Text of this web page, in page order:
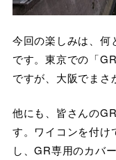
今回の楽しみは、
です。東京での「
ですが、大阪でまさ
他にも、皆さんの
す。ワイコンを付け
し、GR専用のカバ